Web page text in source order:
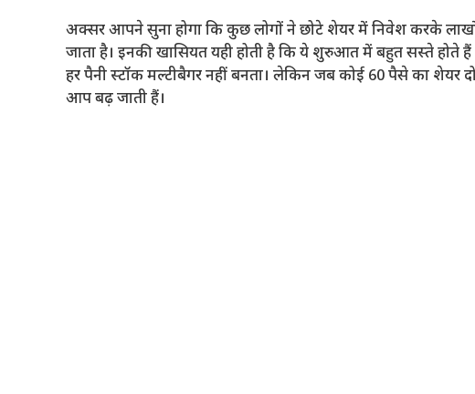
अक्सर आपने सुना होगा कि कुछ लोगों ने छोटे शेयर में निवेश करके
जाता है। इनकी खासियत यही होती है कि ये शुरुआत में बहुत सस्ते होते हैं
हर पैनी स्टॉक मल्टीबैगर नहीं बनता। लेकिन जब कोई 60 पैसे का शेयर
आप बढ़ जाती हैं।